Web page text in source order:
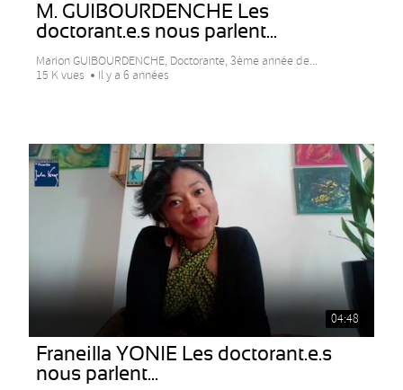
M. GUIBOURDENCHE Les
doctorant.e.s nous parlent...
Marion GUIBOURDENCHE, Doctorante, 3ème année de...
15 K vues
Il y a 6 années
04:48
Franeilla YONIE Les doctorant.e.s
nous parlent...